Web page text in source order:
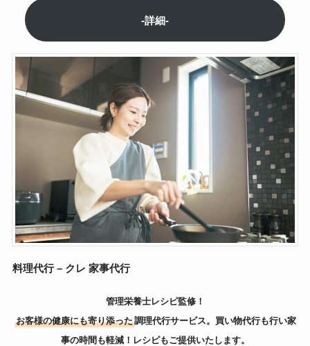
-詳細-
料理代行 – クレ 家事代行
管理栄養士レシピ監修！
お客様の健康にも寄り添った調理代行サービス。買い物代行も行い家
事の時間も軽減！レシピもご提供いたします。